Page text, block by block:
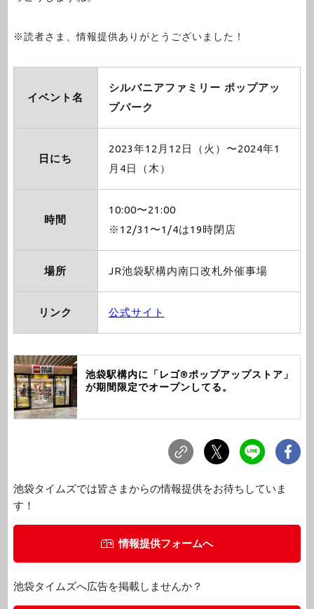
※読者さま、情報提供ありがとうございました！
イベント名
シルバニアファミリー ポップアッ
プパーク
日にち
2023年12月12日（火）〜2024年1
月4日（木）
時間
10:00〜21:00
※12/31〜1/4は19時閉店
場所 JR池袋駅構内南口改札外催事場
リンク 公式サイト
池袋駅構内に「レゴ®ポップアップストア」
が期間限定でオープンしてる。
池袋タイムズでは皆さまからの情報提供をお待ちしていま
す！
情報提供フォームへ
池袋タイムズへ広告を掲載しませんか？